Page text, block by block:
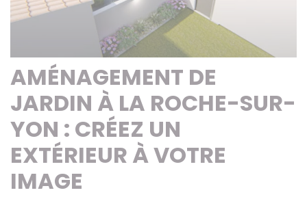
AMÉNAGEMENT DE
JARDIN À LA ROCHE-SUR-
YON : CRÉEZ UN
EXTÉRIEUR À VOTRE
IMAGE